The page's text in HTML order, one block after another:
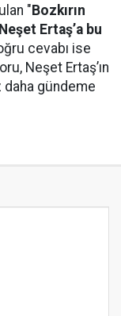
"Bozkırın
Ertaş’a bu
cevabı ise
Neşet Ertaş’ın
gündeme